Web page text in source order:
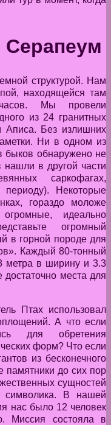
Серапеум
структурой. Нам
находящейся там
Мы провели
из 24 гранитных
Аписа. Без излишних
Ни в одном из
быков обнаружено не
в другой части
саркофагах,
Некоторые
гораздо моложе
идеально
огромный
в горной породе для
Каждый 80-тонный
метра в ширину и 3.3
места для
Птах использовал
А что если
для обретения
форм? Что если
из бесконечного
памятники до сих пор
сущностей
В нашей
нас было 12 человек
Миссия состояла в